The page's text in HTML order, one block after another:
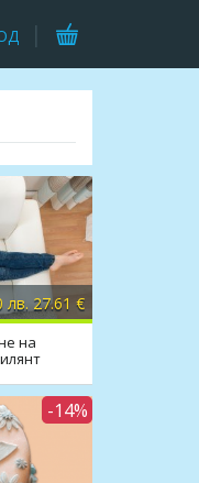
лв. 27.61 €
на
-14%